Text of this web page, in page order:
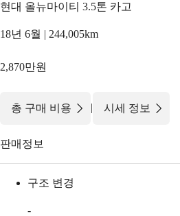
현대 올뉴마이티 3.5톤 카고
18년 6월 | 244,005km
2,870만원
총 구매 비용 | 시세 정보
판매정보
구조 변경
-